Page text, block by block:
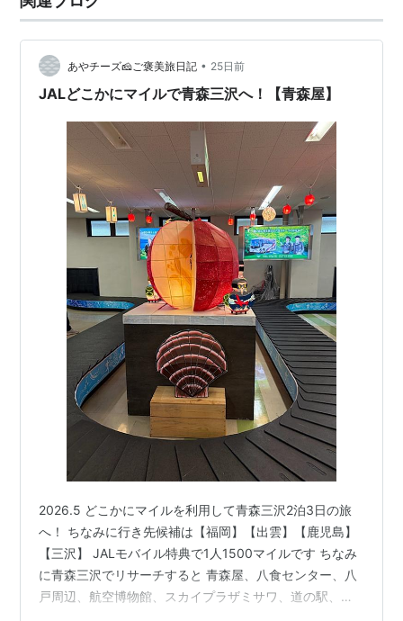
あやチーズ🧀ご褒美旅日記 • 25日前
JALどこかにマイルで青森三沢へ！【青森屋】
2026.5 どこかにマイルを利用して青森三沢2泊3日の旅
へ！ ちなみに行き先候補は【福岡】【出雲】【鹿児島】
【三沢】 JALモバイル特典で1人1500マイルです ちなみ
に青森三沢でリサーチすると 青森屋、八食センター、八
戸周辺、航空博物館、スカイプラザミサワ、道の駅、こ